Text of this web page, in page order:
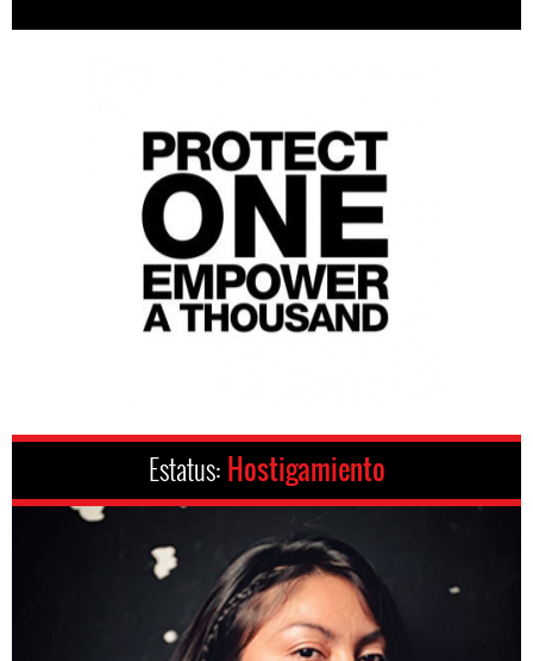
Estatus: Hostigamiento